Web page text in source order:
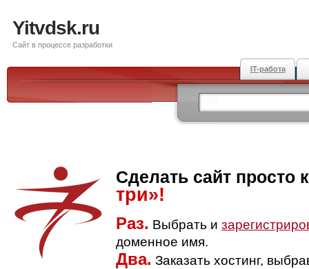
Yitvdsk.ru
Сайт в процессе разработки
IT-работа
Сделать сайт просто
три»!
Раз. Выбрать и
доменное имя.
Два. Заказать хостинг,